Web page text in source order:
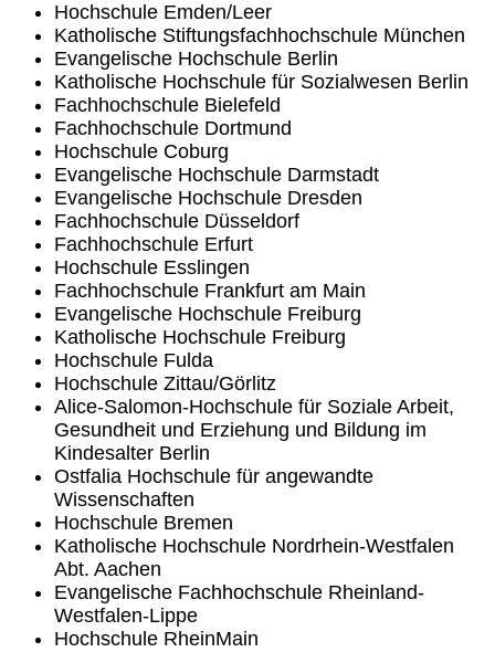
Hochschule Emden/Leer
Katholische Stiftungsfachhochschule München
Evangelische Hochschule Berlin
Katholische Hochschule für Sozialwesen Berlin
Fachhochschule Bielefeld
Fachhochschule Dortmund
Hochschule Coburg
Evangelische Hochschule Darmstadt
Evangelische Hochschule Dresden
Fachhochschule Düsseldorf
Fachhochschule Erfurt
Hochschule Esslingen
Fachhochschule Frankfurt am Main
Evangelische Hochschule Freiburg
Katholische Hochschule Freiburg
Hochschule Fulda
Hochschule Zittau/Görlitz
Alice-Salomon-Hochschule für Soziale Arbeit,
Gesundheit und Erziehung und Bildung im
Kindesalter Berlin
Ostfalia Hochschule für angewandte
Wissenschaften
Hochschule Bremen
Katholische Hochschule Nordrhein-Westfalen
Abt. Aachen
Evangelische Fachhochschule Rheinland-
Westfalen-Lippe
Hochschule RheinMain